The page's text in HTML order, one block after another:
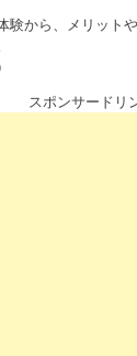
験から、メリット
スポンサードリ